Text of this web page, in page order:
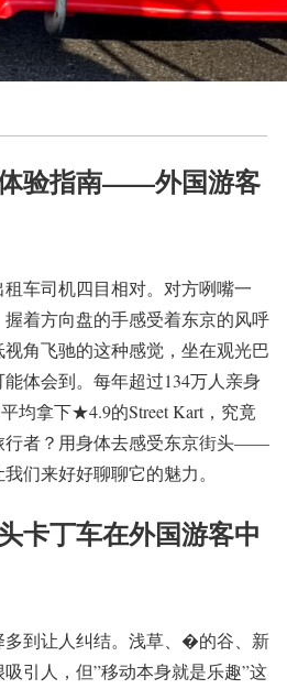
验指南——外国游客
车司机四目相对。对方咧嘴一
着方向盘的手感受着东京的风呼
角飞驰的这种感觉，坐在观光巴
体会到。每年超过134万人亲身
均拿下★4.9的Street Kart，究竟
行者？用身体去感受东京街头——
们来好好聊聊它的魅力。
卡丁车在外国游客中
多到让人纠结。浅草、�的谷、新
引人，但”移动本身就是乐趣”这